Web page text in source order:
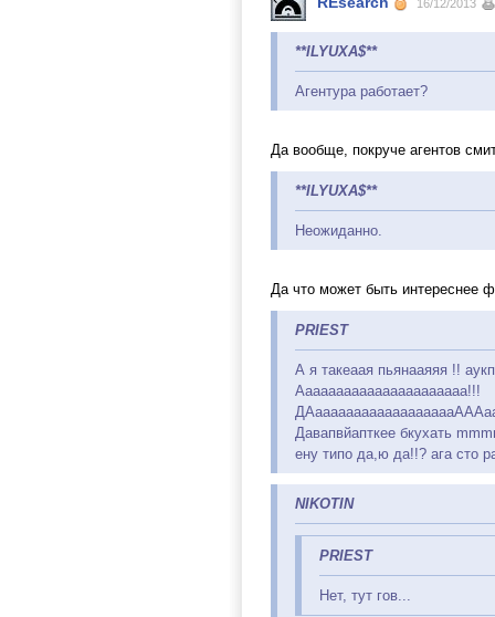
16/12/2013
**ILYUXA$**
Агентура работает?
Да вообще, покруче агентов
**ILYUXA$**
Неожиданно.
Да что может быть интереснее
PRIEST
А я такеаая пьянааяяя !!
Аааааааааааааааааааааа!!!
Давапвйапткее бкухать
ену типо да,ю да!!? ага сто
NIKOTIN
PRIEST
Нет, тут гов...